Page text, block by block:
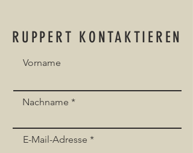
RUPPERT KONTAKTIEREN
Vorname
Nachname
E-Mail-Adresse